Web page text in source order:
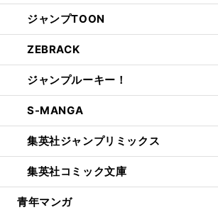
ジャンプTOON
ZEBRACK
ジャンプルーキー！
S-MANGA
集英社ジャンプリミックス
集英社コミック文庫
青年マンガ